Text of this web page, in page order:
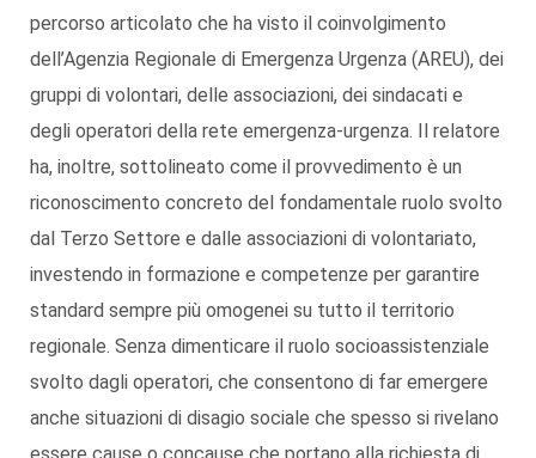
percorso articolato che ha visto il coinvolgimento
dell’Agenzia Regionale di Emergenza Urgenza (AREU), dei
gruppi di volontari, delle associazioni, dei sindacati e
degli operatori della rete emergenza-urgenza. Il relatore
ha, inoltre, sottolineato come il provvedimento è un
riconoscimento concreto del fondamentale ruolo svolto
dal Terzo Settore e dalle associazioni di volontariato,
investendo in formazione e competenze per garantire
standard sempre più omogenei su tutto il territorio
regionale. Senza dimenticare il ruolo socioassistenziale
svolto dagli operatori, che consentono di far emergere
anche situazioni di disagio sociale che spesso si rivelano